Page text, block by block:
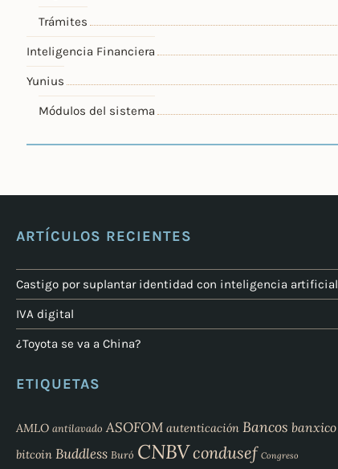
Trámites
Inteligencia Financiera
Yunius
Módulos del sistema
ARTÍCULOS RECIENTES
Castigo por suplantar identidad con inteligencia artificial
IVA digital
¿Toyota se va a China?
ETIQUETAS
AMLO antilavado ASOFOM autenticación Bancos banxico
bitcoin Buddless Buró CNBVcondusef Congreso